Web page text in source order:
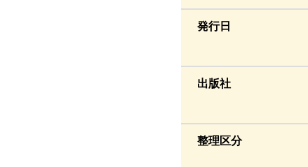
発行日
出版社
整理区分